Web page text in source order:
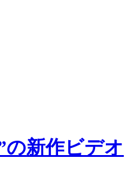
の新作ビデオ